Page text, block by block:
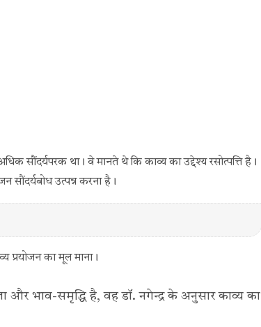
सौंदर्यपरक था। वे मानते थे कि काव्य का उद्देश्य रसोत्पत्ति है।
उत्पन्न करना है।
प्रयोजन का मूल माना।
और भाव-समृद्धि है, वह डॉ. नगेन्द्र के अनुसार काव्य का